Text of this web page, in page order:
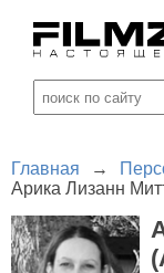
Главная →
Арика Лизанн